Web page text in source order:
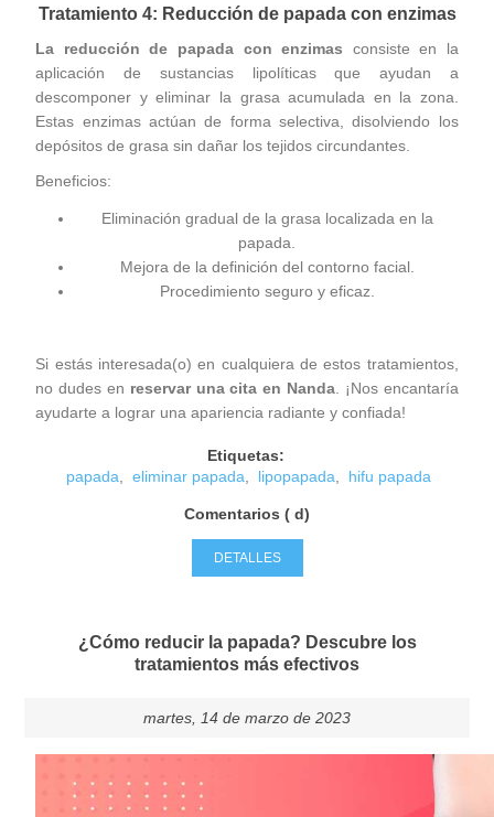
Tratamiento 4: Reducción de papada con enzimas
La reducción de papada con enzimas consiste en la
aplicación de sustancias lipolíticas que ayudan a
descomponer y eliminar la grasa acumulada en la zona.
Estas enzimas actúan de forma selectiva, disolviendo los
depósitos de grasa sin dañar los tejidos circundantes.
Beneficios:
Eliminación gradual de la grasa localizada en la
papada.
Mejora de la definición del contorno facial.
Procedimiento seguro y eficaz.
Si estás interesada(o) en cualquiera de estos tratamientos,
no dudes en reservar una cita en Nanda . ¡Nos encantaría
ayudarte a lograr una apariencia radiante y confiada!
Etiquetas:
papada
eliminar papada lipopapada hifu papada
Comentarios ( d)
DETALLES
¿Cómo reducir la papada? Descubre los
tratamientos más efectivos
martes, 14 de marzo de 2023